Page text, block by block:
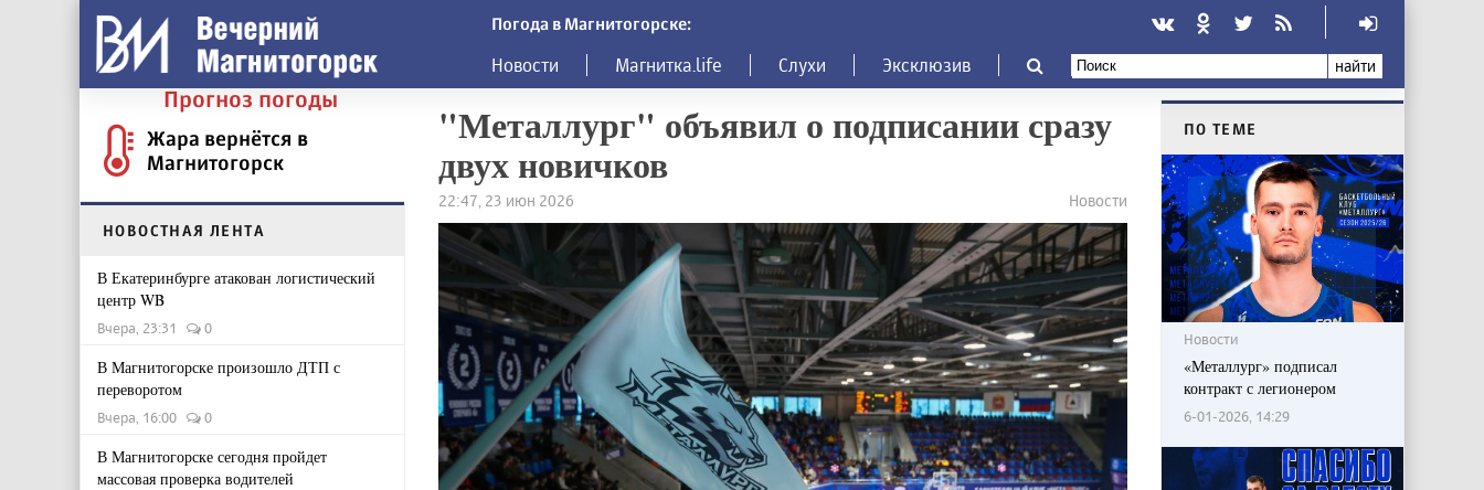
Погода в Магнитогорске:
Новости Магнитка.life Слухи Эксклюзив найти
Прогноз погоды
Жара вернётся в
Магнитогорск
НОВОСТНАЯ ЛЕНТА
В Екатеринбурге атакован логистический
центр WB
Вчера, 23:31 0
В Магнитогорске произошло ДТП с
переворотом
Вчера, 16:00 0
В Магнитогорске сегодня пройдет
массовая проверка водителей
"Металлург" объявил о подписании сразу
двух новичков
22:47, 23 июн 2026 Новости
ПО ТЕМЕ
Новости
«Металлург» подписал
контракт с легионером
6-01-2026, 14:29